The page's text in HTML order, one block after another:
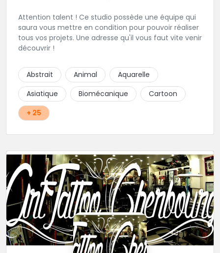
Attention talent ! Ce studio possède une équipe qui
saura vous mettre en condition pour pouvoir réaliser
tous vos projets. Une adresse qu'il vous faut vite venir
découvrir !
Abstrait Animal
Aquarelle
Asiatique
Biomécanique
Cartoon
+ 25